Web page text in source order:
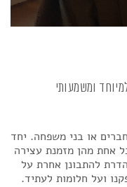
ומשמעותי
או בני משפחה. יחד
אחת מהן מזמנת עצירה
להתבונן אחרת על
ועל חלומות לעתיד.